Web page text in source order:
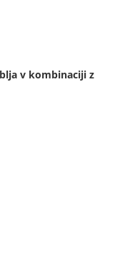
v kombinaciji z